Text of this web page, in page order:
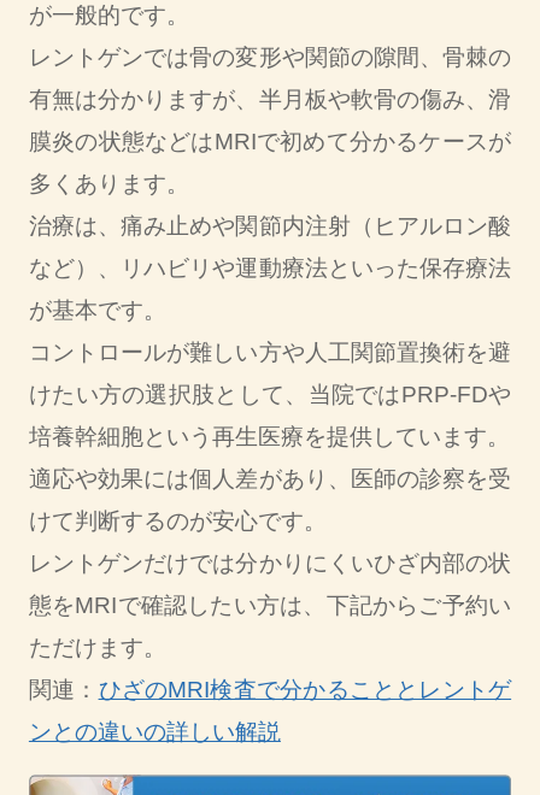
が一般的です。
レントゲンでは骨の変形や関節の隙間、骨棘の
有無は分かりますが、半月板や軟骨の傷み、滑
膜炎の状態などはMRIで初めて分かるケースが
多くあります。
治療は、痛み止めや関節内注射（ヒアルロン酸
など）、リハビリや運動療法といった保存療法
が基本です。
コントロールが難しい方や人工関節置換術を避
けたい方の選択肢として、当院ではPRP-FDや
培養幹細胞という再生医療を提供しています。
適応や効果には個人差があり、医師の診察を受
けて判断するのが安心です。
レントゲンだけでは分かりにくいひざ内部の状
態をMRIで確認したい方は、下記からご予約い
ただけます。
関連： ひざのMRI検査で分かることとレントゲ
ンとの違いの詳しい解説